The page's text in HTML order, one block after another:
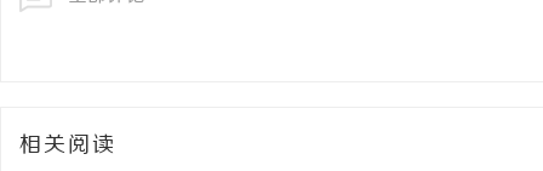
相关阅读